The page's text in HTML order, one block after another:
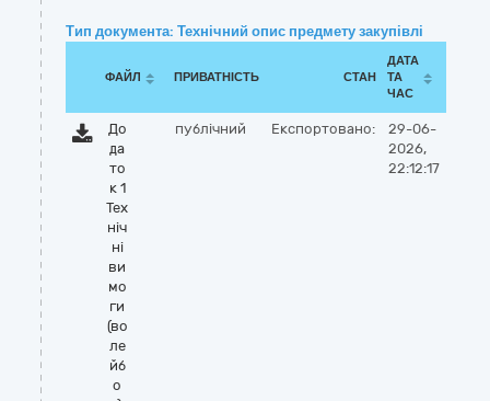
Тип документа: Технічний опис предмету закупівлі
ФАЙЛ ПРИВАТНІСТЬ СТАН
ДАТА
ТА
ЧАС
До
да
то
к 1
Тех
ніч
ні
ви
мо
ги
(во
ле
йб
о
публічний Експортовано:
29-06-
2026,
22:12:17